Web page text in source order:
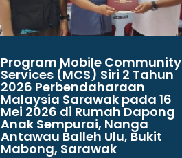
Program Mobile Community
Services (MCS) Siri 2 Tahun
2026 Perbendaharaan
Malaysia Sarawak pada 16
Mei 2026 di Rumah Dapong
Anak Sempurai, Nanga
Antawau Balleh Ulu, Bukit
Mabong, Sarawak